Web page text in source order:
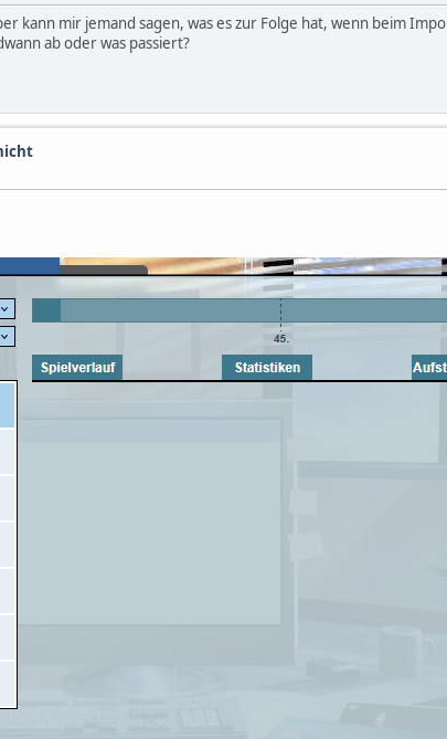
kann mir jemand sagen, was es zur Folge hat, wenn beim
ab oder was passiert?